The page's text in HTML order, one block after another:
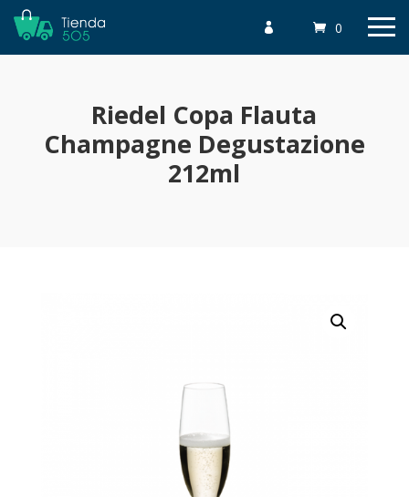
 0
Riedel Copa Flauta
Champagne Degustazione
212ml